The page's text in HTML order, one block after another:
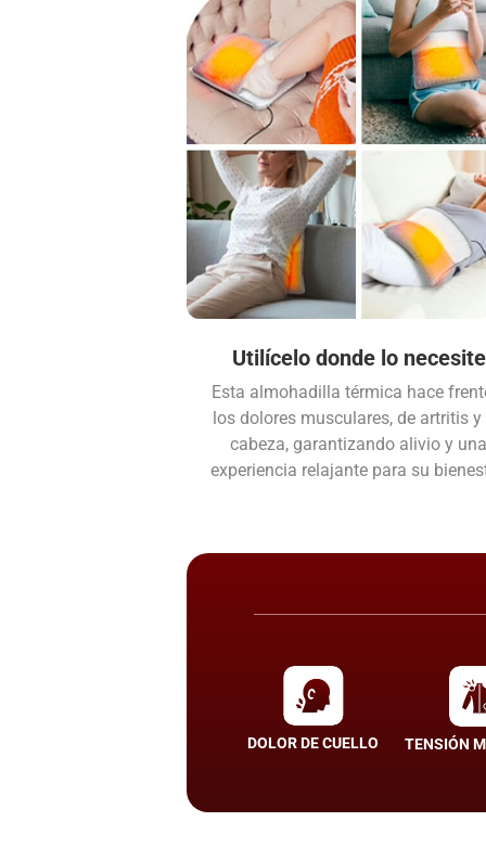
Utilícelo donde lo necesite
Esta almohadilla térmica hace
los dolores musculares, de artritis y
cabeza, garantizando alivio y
experiencia relajante para su
DOLOR DE CUELLO TENSIÓN